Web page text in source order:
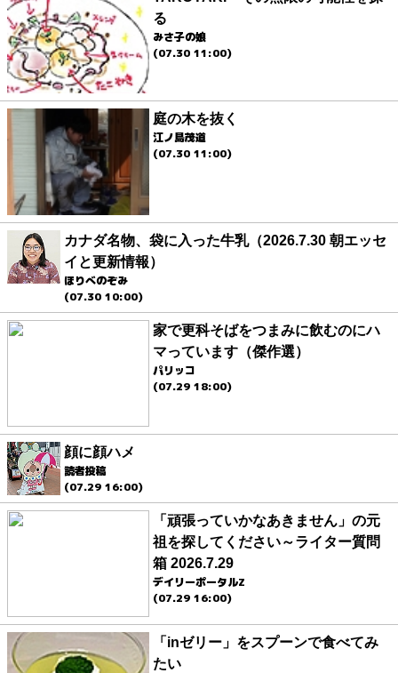
る
みさ子の娘
(07.30 11:00)
庭の木を抜く
江ノ島茂道
(07.30 11:00)
カナダ名物、袋に入った牛乳（2026.7.30 朝エッセ
イと更新情報）
ほりべのぞみ
(07.30 10:00)
家で更科そばをつまみに飲むのにハ
マっています（傑作選）
パリッコ
(07.29 18:00)
顔に顔ハメ
読者投稿
(07.29 16:00)
「頑張っていかなあきません」の元
祖を探してください～ライター質問
箱 2026.7.29
デイリーポータルZ
(07.29 16:00)
「inゼリー」をスプーンで食べてみ
たい